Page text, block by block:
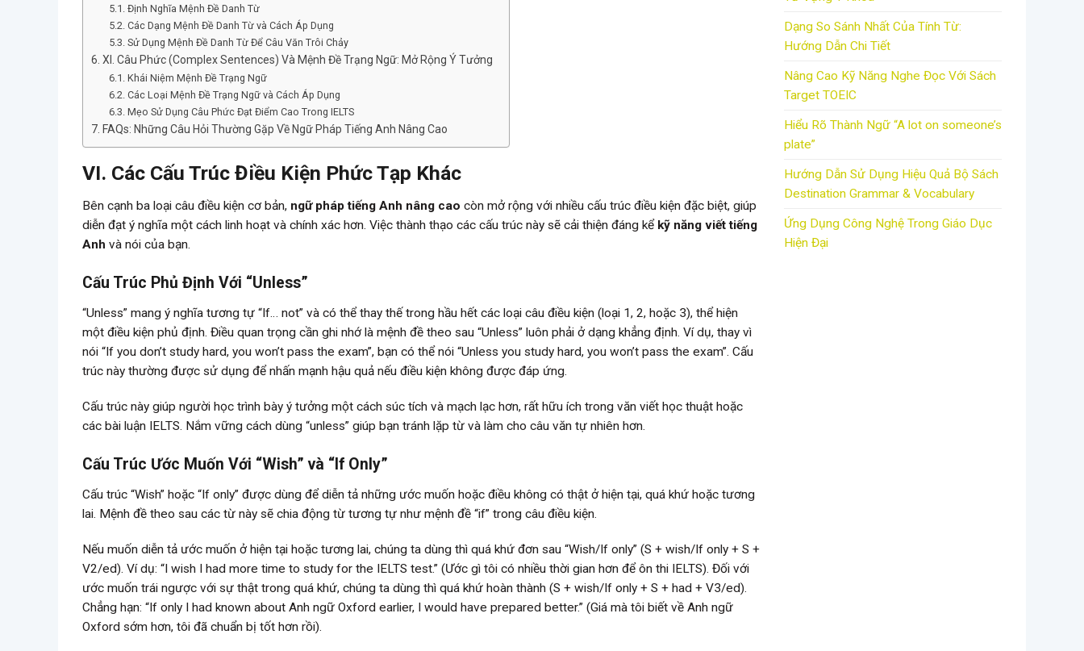
Định Nghĩa Mệnh Đề Danh Từ
Các Dạng Mệnh Đề Danh Từ và Cách Áp Dụng
Sử Dụng Mệnh Đề Danh Từ Để Câu Văn Trôi Chảy
XI. Câu Phức (Complex Sentences) Và Mệnh Đề Trạng Ngữ: Mở Rộng Ý Tưởng
Khái Niệm Mệnh Đề Trạng Ngữ
Các Loại Mệnh Đề Trạng Ngữ và Cách Áp Dụng
Mẹo Sử Dụng Câu Phức Đạt Điểm Cao Trong IELTS
FAQs: Những Câu Hỏi Thường Gặp Về Ngữ Pháp Tiếng Anh Nâng Cao
VI. Các Cấu Trúc Điều Kiện Phức Tạp Khác
Bên cạnh ba loại câu điều kiện cơ bản, ngữ pháp tiếng Anh nâng cao còn mở rộng với nhiều cấu trúc điều kiện đặc biệt, giúp
diễn đạt ý nghĩa một cách linh hoạt và chính xác hơn. Việc thành thạo các cấu trúc này sẽ cải thiện đáng kể kỹ năng viết tiếng
Anh và nói của bạn.
Cấu Trúc Phủ Định Với “Unless”
“Unless” mang ý nghĩa tương tự “If… not” và có thể thay thế trong hầu hết các loại câu điều kiện (loại 1, 2, hoặc 3), thể hiện
một điều kiện phủ định. Điều quan trọng cần ghi nhớ là mệnh đề theo sau “Unless” luôn phải ở dạng khẳng định. Ví dụ, thay vì
nói “If you don’t study hard, you won’t pass the exam”, bạn có thể nói “Unless you study hard, you won’t pass the exam”. Cấu
trúc này thường được sử dụng để nhấn mạnh hậu quả nếu điều kiện không được đáp ứng.
Cấu trúc này giúp người học trình bày ý tưởng một cách súc tích và mạch lạc hơn, rất hữu ích trong văn viết học thuật hoặc
các bài luận IELTS. Nắm vững cách dùng “unless” giúp bạn tránh lặp từ và làm cho câu văn tự nhiên hơn.
Cấu Trúc Ước Muốn Với “Wish” và “If Only”
Cấu trúc “Wish” hoặc “If only” được dùng để diễn tả những ước muốn hoặc điều không có thật ở hiện tại, quá khứ hoặc tương
lai. Mệnh đề theo sau các từ này sẽ chia động từ tương tự như mệnh đề “if” trong câu điều kiện.
Nếu muốn diễn tả ước muốn ở hiện tại hoặc tương lai, chúng ta dùng thì quá khứ đơn sau “Wish/If only” (S + wish/If only + S +
V2/ed). Ví dụ: “I wish I had more time to study for the IELTS test.” (Ước gì tôi có nhiều thời gian hơn để ôn thi IELTS). Đối với
ước muốn trái ngược với sự thật trong quá khứ, chúng ta dùng thì quá khứ hoàn thành (S + wish/If only + S + had + V3/ed).
Chẳng hạn: “If only I had known about Anh ngữ Oxford earlier, I would have prepared better.” (Giá mà tôi biết về Anh ngữ
Oxford sớm hơn, tôi đã chuẩn bị tốt hơn rồi).
Dạng So Sánh Nhất Của Tính Từ:
Hướng Dẫn Chi Tiết
Nâng Cao Kỹ Năng Nghe Đọc Với Sách
Target TOEIC
Hiểu Rõ Thành Ngữ “A lot on someone’s
plate”
Hướng Dẫn Sử Dụng Hiệu Quả Bộ Sách
Destination Grammar & Vocabulary
Ứng Dụng Công Nghệ Trong Giáo Dục
Hiện Đại